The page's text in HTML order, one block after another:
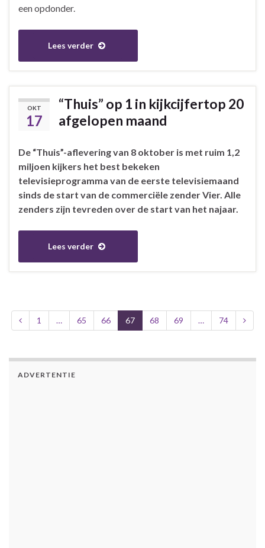
een opdonder.
Lees verder
OKT
17
“Thuis” op 1 in kijkcijfertop 20
afgelopen maand
De “Thuis”-aflevering van 8 oktober is met ruim 1,2
miljoen kijkers het best bekeken
televisieprogramma van de eerste televisiemaand
sinds de start van de commerciële zender Vier. Alle
zenders zijn tevreden over de start van het najaar.
Lees verder
1 … 65 66 67 68 69 … 74
ADVERTENTIE